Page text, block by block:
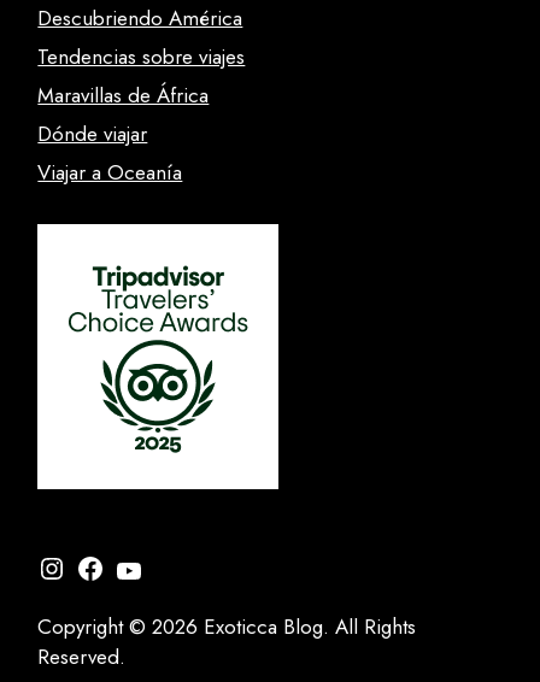
Descubriendo América
Tendencias sobre viajes
Maravillas de África
Dónde viajar
Viajar a Oceanía
Instagram
Facebook
YouTube
Copyright © 2026 Exoticca Blog. All Rights
Reserved.